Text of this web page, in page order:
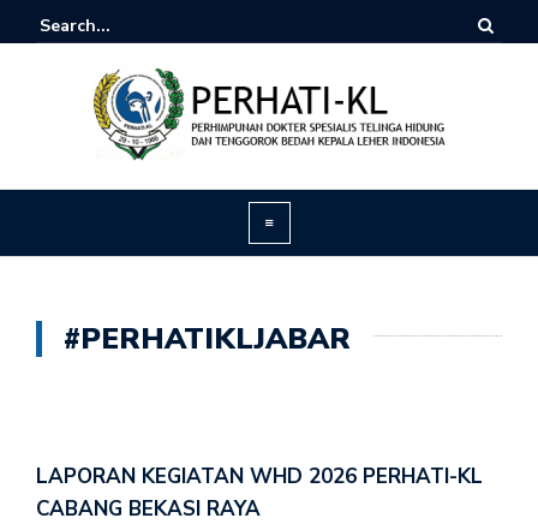
#PERHATIKLJABAR
LAPORAN KEGIATAN WHD 2026 PERHATI-KL
CABANG BEKASI RAYA